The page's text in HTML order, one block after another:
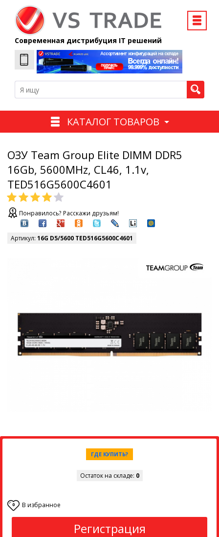
Современная дистрибуция IT решений
КАТАЛОГ ТОВАРОВ
ОЗУ Team Group Elite DIMM DDR5
16Gb, 5600MHz, CL46, 1.1v,
TED516G5600C4601
Понравилось? Расскажи друзьям!
Артикул: 16G D5/5600 TED516G5600C4601
ГДЕ КУПИТЬ?
Остаток на складе: 0
0 В избранное
Регистрация